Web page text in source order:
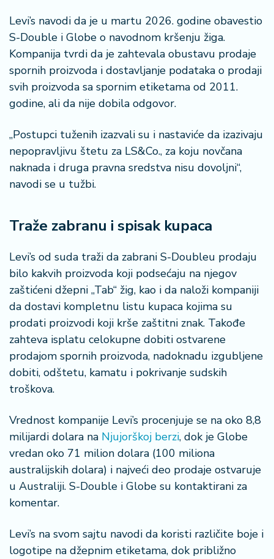
Levi’s navodi da je u martu 2026. godine obavestio
S-Double i Globe o navodnom kršenju žiga.
Kompanija tvrdi da je zahtevala obustavu prodaje
spornih proizvoda i dostavljanje podataka o prodaji
svih proizvoda sa spornim etiketama od 2011.
godine, ali da nije dobila odgovor.
„Postupci tuženih izazvali su i nastaviće da izazivaju
nepopravljivu štetu za LS&Co., za koju novčana
naknada i druga pravna sredstva nisu dovoljni“,
navodi se u tužbi.
Traže zabranu i spisak kupaca
Levi’s od suda traži da zabrani S-Doubleu prodaju
bilo kakvih proizvoda koji podsećaju na njegov
zaštićeni džepni „Tab“ žig, kao i da naloži kompaniji
da dostavi kompletnu listu kupaca kojima su
prodati proizvodi koji krše zaštitni znak. Takođe
zahteva isplatu celokupne dobiti ostvarene
prodajom spornih proizvoda, nadoknadu izgubljene
dobiti, odštetu, kamatu i pokrivanje sudskih
troškova.
Vrednost kompanije Levi’s procenjuje se na oko 8,8
milijardi dolara na Njujorškoj berzi, dok je Globe
vredan oko 71 milion dolara (100 miliona
australijskih dolara) i najveći deo prodaje ostvaruje
u Australiji. S-Double i Globe su kontaktirani za
komentar.
Levi’s na svom sajtu navodi da koristi različite boje i
logotipe na džepnim etiketama, dok približno